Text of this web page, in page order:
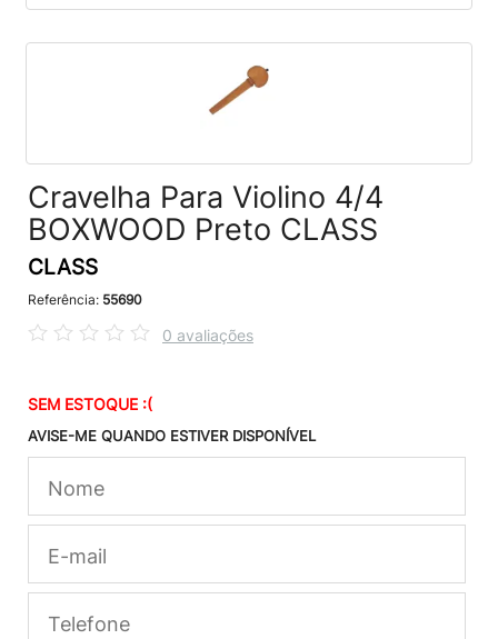
Cravelha Para Violino 4/4
BOXWOOD Preto CLASS
CLASS
Referência: 55690
0 avaliações
SEM ESTOQUE :(
AVISE-ME QUANDO ESTIVER DISPONÍVEL